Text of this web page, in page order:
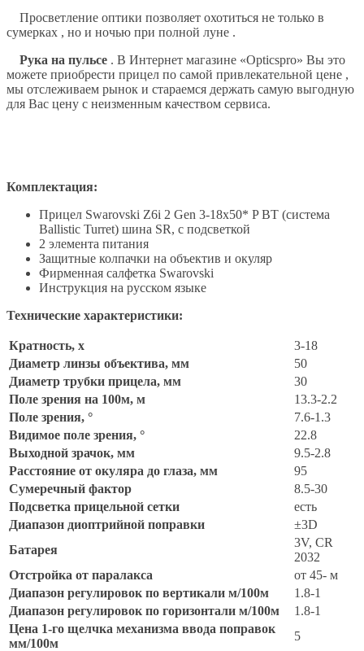
Просветление оптики позволяет охотиться не только в
сумерках , но и ночью при полной луне .
Рука на пульсе . В Интернет магазине «Opticspro» Вы это
можете приобрести прицел по самой привлекательной цене ,
мы отслеживаем рынок и стараемся держать самую выгодную
для Вас цену с неизменным качеством сервиса.
Комплектация:
Прицел Swarovski Z6i 2 Gen 3-18x50* P BT (система
Ballistic Turret) шина SR, с подсветкой
2 элемента питания
Защитные колпачки на объектив и окуляр
Фирменная салфетка Swarovski
Инструкция на русском языке
Технические характеристики:
Кратность, x
3-18
Диаметр линзы объектива, мм
50
Диаметр трубки прицела, мм
30
Поле зрения на 100м, м
13.3-2.2
Поле зрения, °
7.6-1.3
Видимое поле зрения, °
22.8
Выходной зрачок, мм
9.5-2.8
Расстояние от окуляра до глаза, мм
95
Сумеречный фактор
8.5-30
Подсветка прицельной сетки
есть
Диапазон диоптрийной поправки
±3D
Батарея
3V, CR
2032
Отстройка от паралакса
от 45- м
Диапазон регулировок по вертикали м/100м
1.8-1
Диапазон регулировок по горизонтали м/100м
1.8-1
Цена 1-го щелчка механизма ввода поправок
мм/100м
5